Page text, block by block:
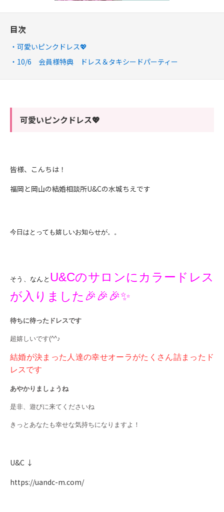
目次
可愛いピンクドレス💖
10/6 会員様特典 ドレス＆タキシードパーティー
可愛いピンクドレス💖
皆様、こんちは！
福岡と岡山の結婚相談所U&Cの水城ちえです
今日はとっても嬉しいお知らせが。。
そう、なんと U&Cのサロンにカラードレス
が入りました🎉🎉🎉✨
待ちに待ったドレスです
超嬉しいです(^^♪
結婚が決まった人達の幸せオーラがたくさん詰まったド
レスです
あやかりましょうね
是非、遊びに来てくださいね
きっとあなたも幸せな気持ちになりますよ！
U&C ↓
https://uandc-m.com/